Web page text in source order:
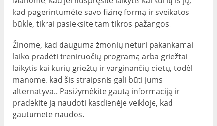
kad pagerintumėte savo fizinę formą ir sveikatos
būklę, tikrai pasieksite tam tikros pažangos.
Žinome, kad dauguma žmonių neturi pakankamai
laiko pradėti treniruočių programą arba griežtai
laikytis kai kurių griežtų ir varginančių dietų, todėl
manome, kad šis straipsnis gali būti jums
alternatyva.. Pasižymėkite gautą informaciją ir
pradėkite ją naudoti kasdienėje veikloje, kad
gautumėte naudos.